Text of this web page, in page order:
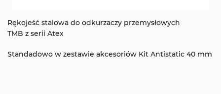
Rękojeść stalowa do odkurzaczy przemysłowych
TMB z serii Atex
Standadowo w zestawie akcesoriów Kit Antistatic 40 mm